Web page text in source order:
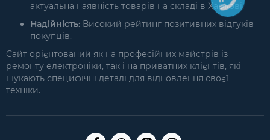
актуальна наявність товарів на складі в Харкові.
Надійність: Високий рейтинг позитивних відгуків
покупців.
Сайт орієнтований як на професійних майстрів із
ремонту електроніки, так і на приватних клієнтів, які
шукають специфічні деталі для відновлення своєї
техніки.